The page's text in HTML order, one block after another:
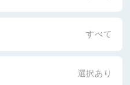
すべて
選択あり